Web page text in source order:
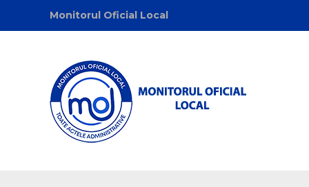
Monitorul Oficial Local